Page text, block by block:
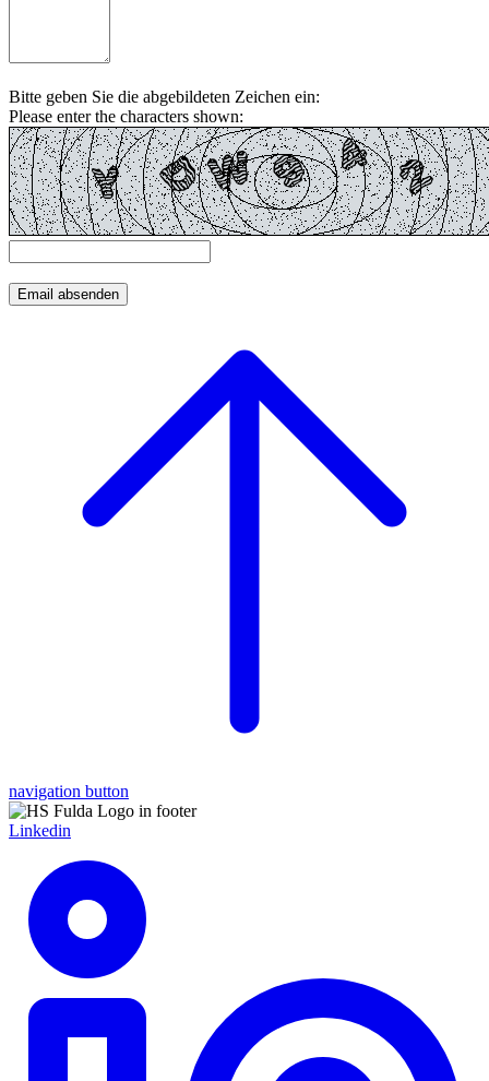
Bitte geben Sie die abgebildeten Zeichen ein:
Please enter the characters shown:
navigation button
Linkedin